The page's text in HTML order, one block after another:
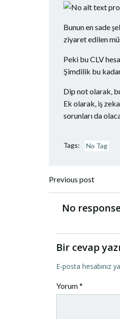
Bunun en sade
ziyaret edilen
Peki bu CLV
Şimdilik bu
Dip not olarak,
Ek olarak, iş
sorunları da
Tags: No Tag
Yazı
dolaşımı
Previous post
No
Bir cevap
E-posta hesabınız
Yorum*